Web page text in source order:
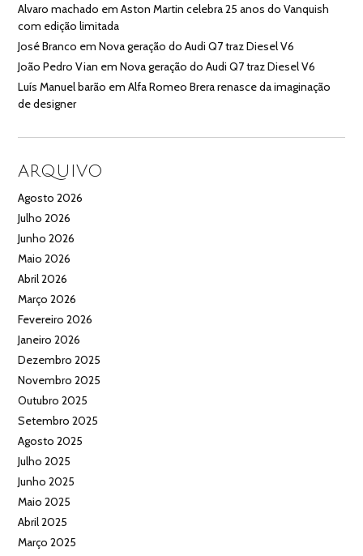
Alvaro machado emAston Martin celebra 25 anos do Vanquish
com edição limitada
José Branco emNova geração do Audi Q7 traz Diesel V6
João Pedro Vian emNova geração do Audi Q7 traz Diesel V6
Luís Manuel barão emAlfa Romeo Brera renasce da imaginação
de designer
ARQUIVO
Agosto 2026
Julho 2026
Junho 2026
Maio 2026
Abril 2026
Março 2026
Fevereiro 2026
Janeiro 2026
Dezembro 2025
Novembro 2025
Outubro 2025
Setembro 2025
Agosto 2025
Julho 2025
Junho 2025
Maio 2025
Abril 2025
Março 2025